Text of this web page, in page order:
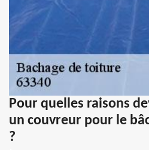
Pour quelles raisons
un couvreur pour le
?